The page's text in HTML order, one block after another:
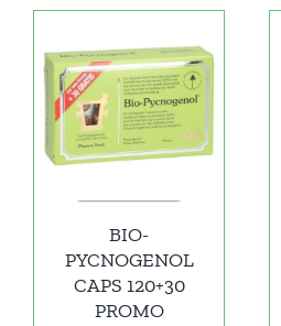
BIO-
PYCNOGENOL
CAPS 120+30
PROMO